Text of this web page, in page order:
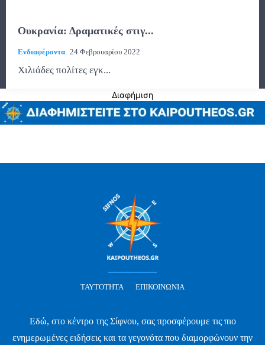
Ουκρανία: Δραματικές στιγ...
Ενδιαφέροντα 24 Φεβρουαρίου 2022
Χιλιάδες πολίτες εγκ...
Διαφήμιση
ΤΑΥΤΌΤΗΤΑ ΕΠΙΚΟΙΝΩΝΊΑ
Εδώ, στο κέντρο της Σίφνου, σας προσφέρουμε τις πιο
ενημερωμένες ειδήσεις και τα γεγονότα που διαμορφώνουν την